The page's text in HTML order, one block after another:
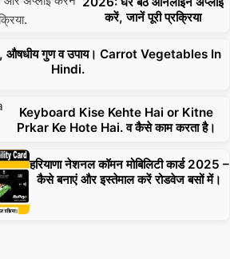
करें, जानें पूरी प्रक्रिया
औषधीय गुण व उपाय। Carrot Vegetables In
Hindi.
Keyboard Kise Kehte Hai or Kitne
Prkar Ke Hote Hai. व कैसे काम करता है।
हरियाणा नेशनल कॉमन मोबिलिटी कार्ड 2025 –
कैसे बनाएं और इस्तेमाल करें रोडवेज बसों में।